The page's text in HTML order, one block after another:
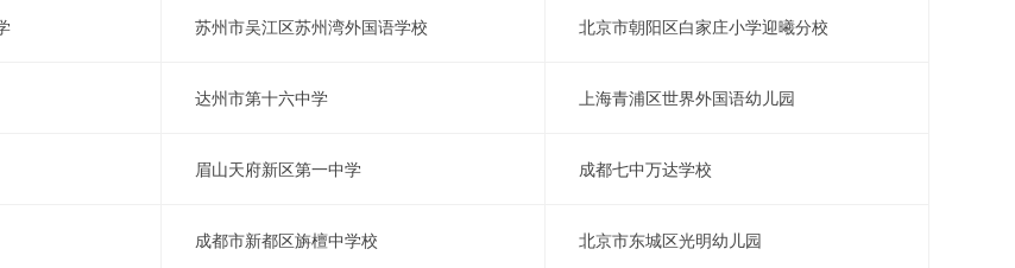
苏州市吴江区苏州湾外国语学校 北京市朝阳区白家庄小学迎曦分校
达州市第十六中学 上海青浦区世界外国语幼儿园
眉山天府新区第一中学 成都七中万达学校
成都市新都区旃檀中学校 北京市东城区光明幼儿园